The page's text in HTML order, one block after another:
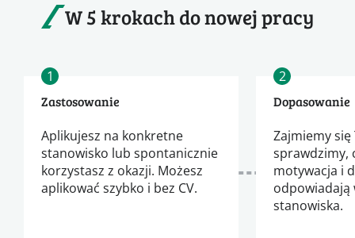
W 5 krokach do nowej pracy
1
Zastosowanie
Aplikujesz na konkretne
stanowisko lub spontanicznie
korzystasz z okazji. Możesz
aplikować szybko i bez CV.
2
Dopasowanie
Zajmiemy
sprawdzimy,
motywacja i
odpowiadają
stanowiska.